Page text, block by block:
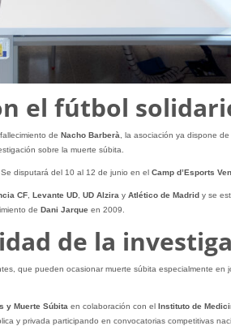
el fútbol
de Nacho Barberà, la asociación ya dispone
sobre la muerte súbita.
disputará del 10 al 12 de junio en el Camp d’Esports
CF, Levante UD, UD Alzira y Atlético de Madridy se
de Dani Jarque en 2009.
de la
que pueden ocasionar muerte súbita especialmente en
y Muerte Súbitaen colaboración con el Instituto de
y privada participando en convocatorias competitivas